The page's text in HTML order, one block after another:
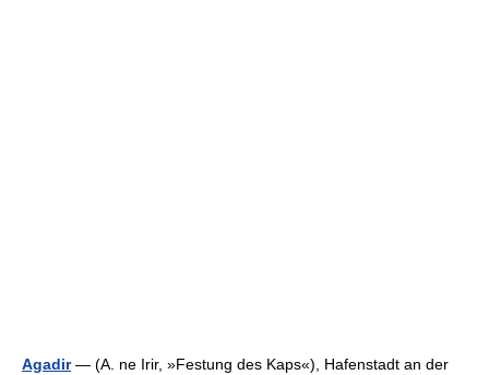
Agadir— (A. ne Irir, »Festung des Kaps«), Hafenstadt an der